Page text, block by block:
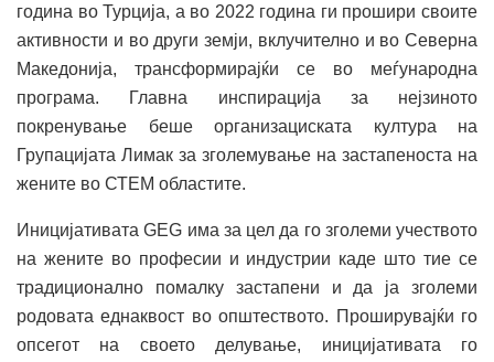
година во Турција, а во 2022 година ги прошири своите
активности и во други земји, вклучително и во Северна
Македонија, трансформирајќи се во меѓународна
програма. Главна инспирација за нејзиното
покренување беше организациската култура на
Групацијата Лимак за зголемување на застапеноста на
жените во СТЕМ областите.
Иницијативата GEG има за цел да го зголеми учеството
на жените во професии и индустрии каде што тие се
традиционално помалку застапени и да ја зголеми
родовата еднаквост во општеството. Проширувајќи го
опсегот на своето делување, иницијативата го